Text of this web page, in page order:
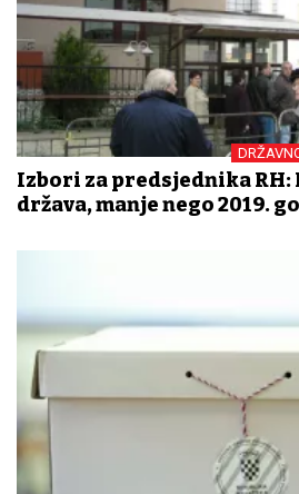
Izbori za predsjednika RH:
država, manje nego 2019.